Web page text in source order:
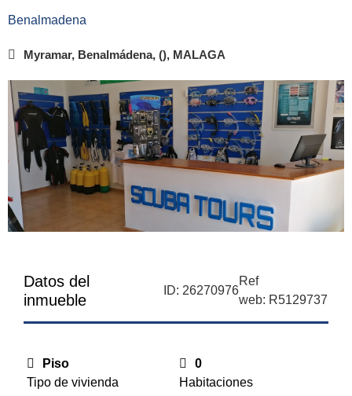
Benalmadena
Myramar, Benalmádena, (), MALAGA
Datos del
inmueble
ID: 26270976
Ref
web: R5129737
Piso
Tipo de vivienda
0
Habitaciones